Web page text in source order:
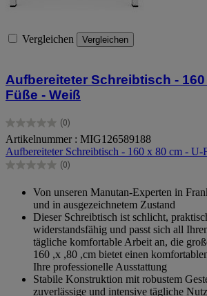
Vergleichen Vergleichen
Aufbereiteter Schreibtisch - 160
Füße - Weiß
(0)
0.0
von
5
Sternen.
Artikelnummer : MIG126589188
Aufbereiteter Schreibtisch - 160 x 80 cm - U-
(0)
0.0
Sternen.
Von unseren Manutan-Experten in
und in ausgezeichnetem Zustand
Dieser Schreibtisch ist schlicht,
widerstandsfähig und passt sich all
tägliche komfortable Arbeit an, die
160 ,x ,80 ,cm bietet einen
Ihre professionelle Ausstattung
Stabile Konstruktion mit robustem
zuverlässige und intensive tägliche